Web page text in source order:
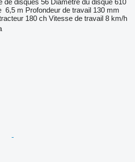
de disques 56 Diamètre du disque 610
6,5 m Profondeur de travail 130 mm
180 ch Vitesse de travail 8 km/h